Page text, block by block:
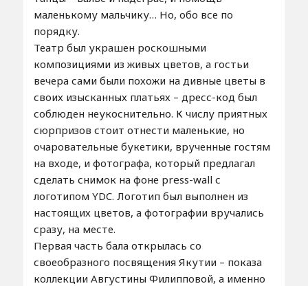
маленькому мальчику… Но, обо все по
порядку.
Театр был украшен роскошными
композициями из живых цветов, а гостьи
вечера сами были похожи на дивные цветы в
своих изысканных платьях – дресс-код был
соблюден неукоснительно. К числу приятных
сюрпризов стоит отнести маленькие, но
очаровательные букетики, врученные гостям
на входе, и фотографа, который предлагал
сделать снимок на фоне press-wall с
логотипом YDC. Логотип был выполнен из
настоящих цветов, а фотографии вручались
сразу, на месте.
Первая часть бала открылась со
своеобразного посвящения Якутии – показа
коллекции Августины Филипповой, а именно